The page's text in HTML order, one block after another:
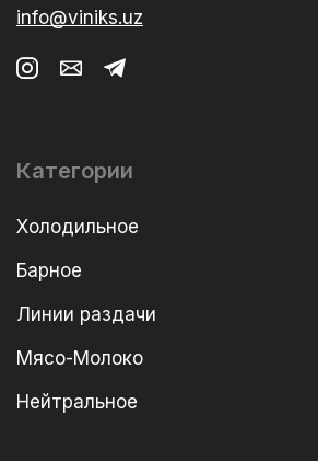
info@viniks.uz
Категории
Холодильное
Барное
Линии раздачи
Мясо-Молоко
Нейтральное